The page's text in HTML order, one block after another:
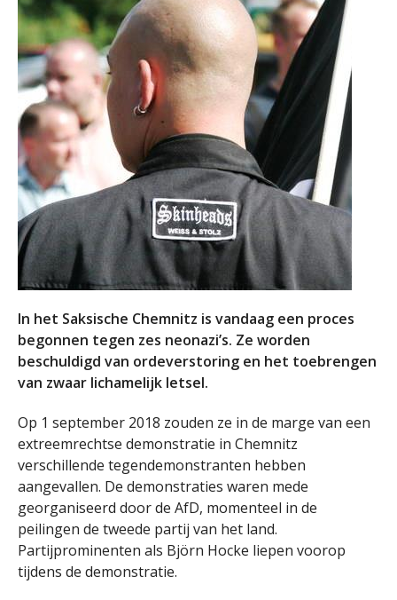
In het Saksische Chemnitz is vandaag een proces
begonnen tegen zes neonazi’s. Ze worden
beschuldigd van ordeverstoring en het toebrengen
van zwaar lichamelijk letsel.
Op 1 september 2018 zouden ze in de marge van een
extreemrechtse demonstratie in Chemnitz
verschillende tegendemonstranten hebben
aangevallen. De demonstraties waren mede
georganiseerd door de AfD, momenteel in de
peilingen de tweede partij van het land.
Partijprominenten als Björn Hocke liepen voorop
tijdens de demonstratie.